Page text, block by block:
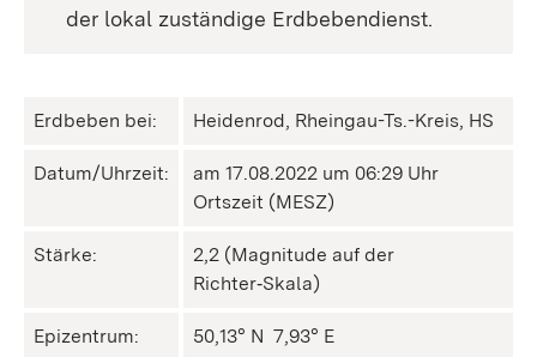
der lokal zuständige Erdbebendienst.
Erdbeben bei: Heidenrod, Rheingau-Ts.-Kreis, HS
Datum/Uhrzeit:
am 17.08.2022 um 06:29 Uhr
Ortszeit (MESZ)
Stärke:
2,2 (Magnitude auf der
Richter‑Skala)
Epizentrum: 50,13° N ㅤ 7,93° E